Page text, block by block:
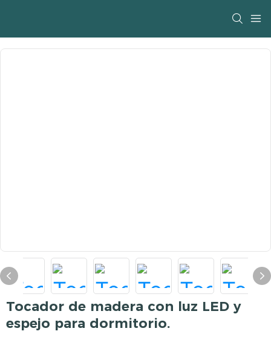
Tocador de madera con luz LED y
espejo para dormitorio.